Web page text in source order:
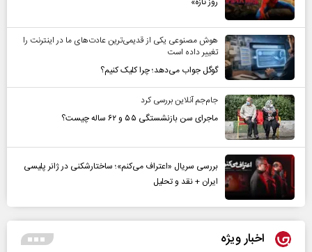
هوش مصنوعی یکی از قدیمی‌ترین عادت‌های ما در اینترنت را
تغییر داده است
گوگل جواب می‌دهد؛ چرا کلیک کنیم؟
جام‌جم آنلاین بررسی کرد
ماجرای سن بازنشستگی ۵۵ و ۶۲ ساله چیست؟
بررسی سریال «اعتراف می‌کنم»؛ ساختارشکنی در ژانر پلیسی
ایران + نقد و تحلیل
اخبار ویژه